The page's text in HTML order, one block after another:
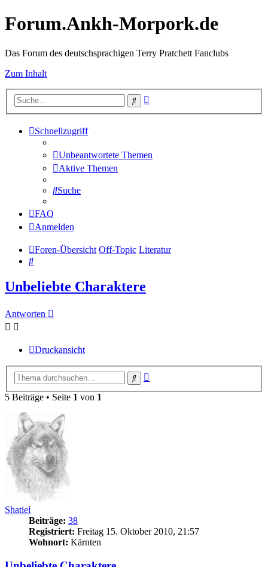
Forum.Ankh-Morpork.de
Das Forum des deutschsprachigen Terry Pratchett Fanclubs
Zum Inhalt
Suche
Schnellzugriff
Unbeantwortete Themen
Aktive Themen
Suche
FAQ
Anmelden
Foren-Übersicht Off-Topic Literatur
Suche
Unbeliebte Charaktere
Antworten
Druckansicht
Suche
5 Beiträge • Seite 1 von 1
Shatiel
Beiträge: 38
Registriert: Freitag 15. Oktober 2010, 21:57
Wohnort: Kärnten